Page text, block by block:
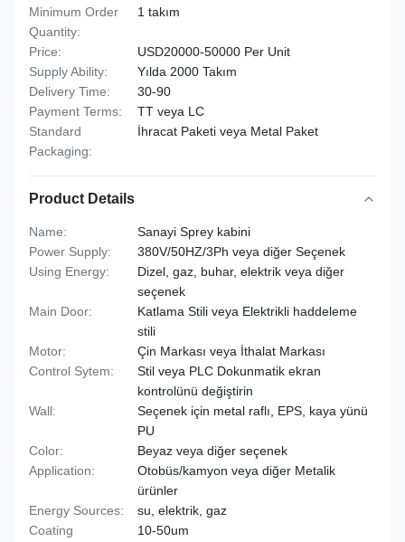
Minimum Order
Quantity:
1 takım
Price:
USD20000-50000 Per Unit
Supply Ability:
Yılda 2000 Takım
Delivery Time:
30-90
Payment Terms:
TT veya LC
Standard
Packaging:
İhracat Paketi veya Metal Paket
Product Details
Name:
Sanayi Sprey kabini
Power Supply:
380V/50HZ/3Ph veya diğer Seçenek
Using Energy:
Dizel, gaz, buhar, elektrik veya diğer
seçenek
Main Door:
Katlama Stili veya Elektrikli haddeleme
stili
Motor:
Çin Markası veya İthalat Markası
Control Sytem:
Stil veya PLC Dokunmatik ekran
kontrolünü değiştirin
Wall:
Seçenek için metal raflı, EPS, kaya yünü
PU
Color:
Beyaz veya diğer seçenek
Application:
Otobüs/kamyon veya diğer Metalik
ürünler
Energy Sources:
su, elektrik, gaz
Coating
10-50um